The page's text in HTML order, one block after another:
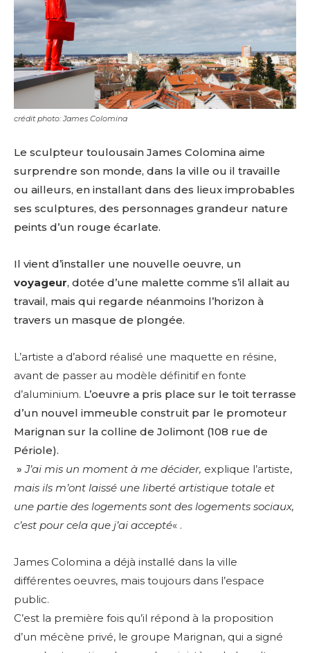
crédit photo: James Colomina
Le sculpteur toulousain James Colomina aime
surprendre son monde, dans la ville ou il travaille
ou ailleurs, en installant dans des lieux improbables
ses sculptures, des personnages grandeur nature
peints d’un rouge écarlate.
Il vient d’installer une nouvelle oeuvre, un
voyageur, dotée d’une malette comme s’il allait au
travail, mais qui regarde néanmoins l’horizon à
travers un masque de plongée.
L’artiste a d’abord réalisé une maquette en résine,
avant de passer au modèle définitif en fonte
d’aluminium. L’oeuvre a pris place sur le toit terrasse
d’un nouvel immeuble construit par le promoteur
Marignan sur la colline de Jolimont (108 rue de
Périole).
»J’ai mis un moment à me décider, explique l’artiste,
mais ils m’ont laissé une liberté artistique totale et
une partie des logements sont des logements sociaux,
c’est pour cela que j’ai accepté« .
James Colomina a déjà installé dans la ville
différentes oeuvres, mais toujours dans l’espace
public.
C’est la première fois qu’il répond à la proposition
d’un mécène privé, le groupe Marignan, qui a signé